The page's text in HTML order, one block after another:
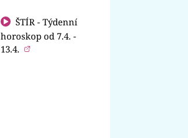
ŠTÍR - Týdenní
horoskop od 7.4. -
13.4.